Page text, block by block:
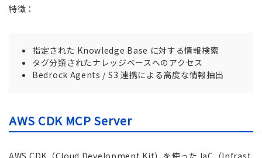
特徴：
指定された Knowledge Base に対する情報検索
タグ分類されたナレッジベースへのアクセス
Bedrock Agents / S3 連携による高度な情報抽出
AWS CDK MCP Server